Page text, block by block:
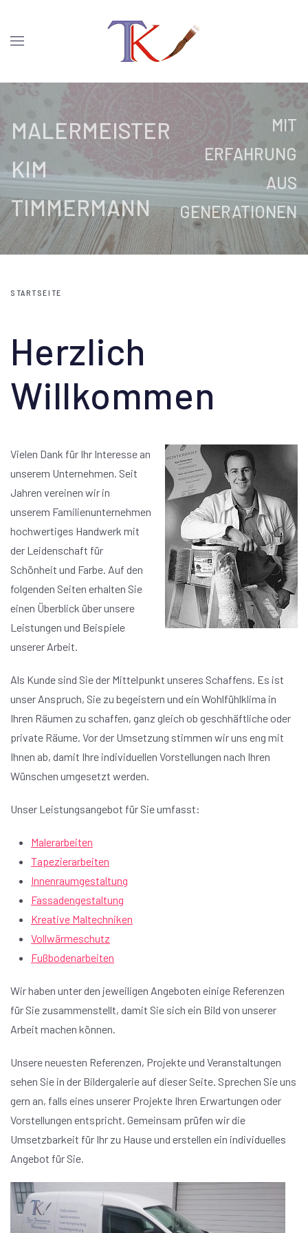
MALERMEISTER
KIM
TIMMERMANN
MIT
ERFAHRUNG
AUS
GENERATIONEN
STARTSEITE
Herzlich
Willkommen
Vielen Dank für Ihr Interesse an
unserem Unternehmen. Seit
Jahren vereinen wir in
unserem Familienunternehmen
hochwertiges Handwerk mit
der Leidenschaft für
Schönheit und Farbe. Auf den
folgenden Seiten erhalten Sie
einen Überblick über unsere
Leistungen und Beispiele
unserer Arbeit.
Als Kunde sind Sie der Mittelpunkt unseres Schaffens. Es ist
unser Anspruch, Sie zu begeistern und ein Wohlfühlklima in
Ihren Räumen zu schaffen, ganz gleich ob geschhäftliche oder
private Räume. Vor der Umsetzung stimmen wir uns eng mit
Ihnen ab, damit Ihre individuellen Vorstellungen nach Ihren
Wünschen umgesetzt werden.
Unser Leistungsangebot für Sie umfasst:
Malerarbeiten
Tapezierarbeiten
Innenraumgestaltung
Fassadengestaltung
Kreative Maltechniken
Vollwärmeschutz
Fußbodenarbeiten
Wir haben unter den jeweiligen Angeboten einige Referenzen
für Sie zusammenstellt, damit Sie sich ein Bild von unserer
Arbeit machen können.
Unsere neuesten Referenzen, Projekte und Veranstaltungen
sehen Sie in der Bildergalerie auf dieser Seite. Sprechen Sie uns
gern an, falls eines unserer Projekte Ihren Erwartungen oder
Vorstellungen entspricht. Gemeinsam prüfen wir die
Umsetzbarkeit für Ihr zu Hause und erstellen ein individuelles
Angebot für Sie.